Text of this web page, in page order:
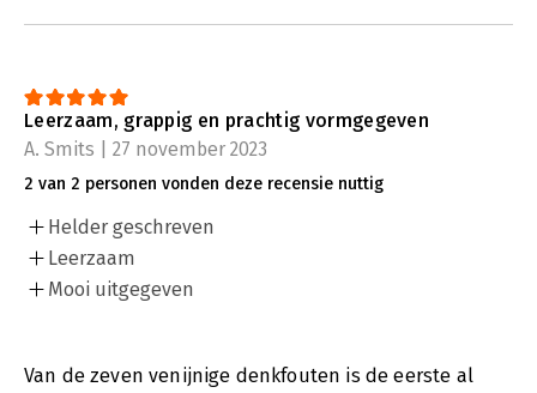
Leerzaam, grappig en prachtig vormgegeven
A. Smits | 27 november 2023
2 van 2 personen vonden deze recensie nuttig
Helder geschreven
Leerzaam
Mooi uitgegeven
Van de zeven venijnige denkfouten is de eerste al